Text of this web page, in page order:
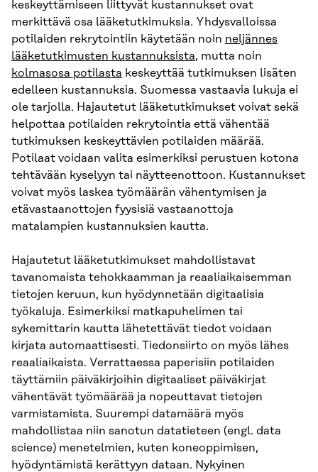
keskeyttämiseen liittyvät kustannukset ovat
merkittävä osa lääketutkimuksia. Yhdysvalloissa
potilaiden rekrytointiin käytetään noin neljännes
lääketutkimusten kustannuksista, mutta noin
kolmasosa potilasta keskeyttää tutkimuksen lisäten
edelleen kustannuksia. Suomessa vastaavia lukuja ei
ole tarjolla. Hajautetut lääketutkimukset voivat sekä
helpottaa potilaiden rekrytointia että vähentää
tutkimuksen keskeyttävien potilaiden määrää.
Potilaat voidaan valita esimerkiksi perustuen kotona
tehtävään kyselyyn tai näytteenottoon. Kustannukset
voivat myös laskea työmäärän vähentymisen ja
etävastaanottojen fyysisiä vastaanottoja
matalampien kustannuksien kautta.
Hajautetut lääketutkimukset mahdollistavat
tavanomaista tehokkaamman ja reaaliaikaisemman
tietojen keruun, kun hyödynnetään digitaalisia
työkaluja. Esimerkiksi matkapuhelimen tai
sykemittarin kautta lähetettävät tiedot voidaan
kirjata automaattisesti. Tiedonsiirto on myös lähes
reaaliaikaista. Verrattaessa paperisiin potilaiden
täyttämiin päiväkirjoihin digitaaliset päiväkirjat
vähentävät työmäärää ja nopeuttavat tietojen
varmistamista. Suurempi datamäärä myös
mahdollistaa niin sanotun datatieteen (engl. data
science) menetelmien, kuten koneoppimisen,
hyödyntämistä kerättyyn dataan. Nykyinen